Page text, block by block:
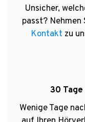
Unsicher,
passt?
Kontakt zu
30
Wenige Tage